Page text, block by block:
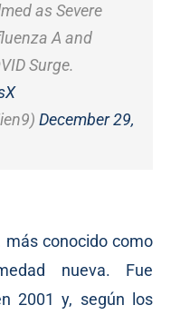
as Severe
A and
Surge.
December 29,
más conocido como
nueva. Fue
2001 y, según los